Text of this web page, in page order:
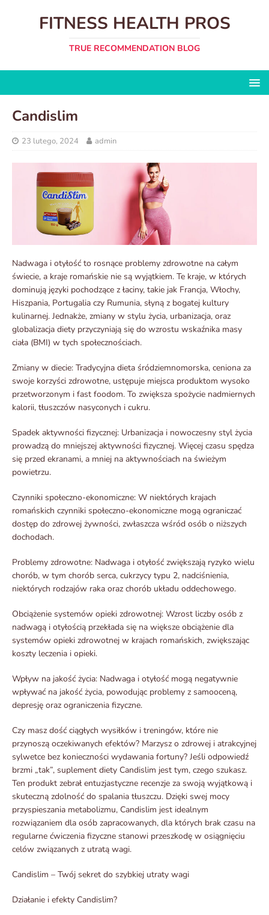
FITNESS HEALTH PROS
TRUE RECOMMENDATION BLOG
Candislim
23 lutego, 2024 admin
Nadwaga i otyłość to rosnące problemy zdrowotne na całym
świecie, a kraje romańskie nie są wyjątkiem. Te kraje, w których
dominują języki pochodzące z łaciny, takie jak Francja, Włochy,
Hiszpania, Portugalia czy Rumunia, słyną z bogatej kultury
kulinarnej. Jednakże, zmiany w stylu życia, urbanizacja, oraz
globalizacja diety przyczyniają się do wzrostu wskaźnika masy
ciała (BMI) w tych społecznościach.
Zmiany w diecie: Tradycyjna dieta śródziemnomorska, ceniona za
swoje korzyści zdrowotne, ustępuje miejsca produktom wysoko
przetworzonym i fast foodom. To zwiększa spożycie nadmiernych
kalorii, tłuszczów nasyconych i cukru.
Spadek aktywności fizycznej: Urbanizacja i nowoczesny styl życia
prowadzą do mniejszej aktywności fizycznej. Więcej czasu spędza
się przed ekranami, a mniej na aktywnościach na świeżym
powietrzu.
Czynniki społeczno-ekonomiczne: W niektórych krajach
romańskich czynniki społeczno-ekonomiczne mogą ograniczać
dostęp do zdrowej żywności, zwłaszcza wśród osób o niższych
dochodach.
Problemy zdrowotne: Nadwaga i otyłość zwiększają ryzyko wielu
chorób, w tym chorób serca, cukrzycy typu 2, nadciśnienia,
niektórych rodzajów raka oraz chorób układu oddechowego.
Obciążenie systemów opieki zdrowotnej: Wzrost liczby osób z
nadwagą i otyłością przekłada się na większe obciążenie dla
systemów opieki zdrowotnej w krajach romańskich, zwiększając
koszty leczenia i opieki.
Wpływ na jakość życia: Nadwaga i otyłość mogą negatywnie
wpływać na jakość życia, powodując problemy z samooceną,
depresję oraz ograniczenia fizyczne.
Czy masz dość ciągłych wysiłków i treningów, które nie
przynoszą oczekiwanych efektów? Marzysz o zdrowej i atrakcyjnej
sylwetce bez konieczności wydawania fortuny? Jeśli odpowiedź
brzmi „tak”, suplement diety Candislim jest tym, czego szukasz.
Ten produkt zebrał entuzjastyczne recenzje za swoją wyjątkową i
skuteczną zdolność do spalania tłuszczu. Dzięki swej mocy
przyspieszania metabolizmu, Candislim jest idealnym
rozwiązaniem dla osób zapracowanych, dla których brak czasu na
regularne ćwiczenia fizyczne stanowi przeszkodę w osiągnięciu
celów związanych z utratą wagi.
Candislim – Twój sekret do szybkiej utraty wagi
Działanie i efekty Candislim?